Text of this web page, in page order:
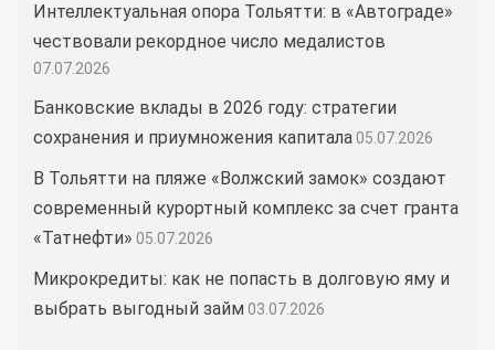
Интеллектуальная опора Тольятти: в «Автограде»
чествовали рекордное число медалистов
07.07.2026
Банковские вклады в 2026 году: стратегии
сохранения и приумножения капитала05.07.2026
В Тольятти на пляже «Волжский замок» создают
современный курортный комплекс за счет гранта
«Татнефти» 05.07.2026
Микрокредиты: как не попасть в долговую яму и
выбрать выгодный займ 03.07.2026